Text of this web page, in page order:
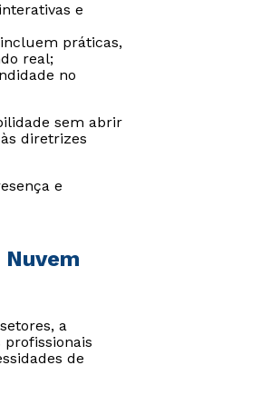
e
práticas,
real;
no
sem abrir
diretrizes
e
a
de